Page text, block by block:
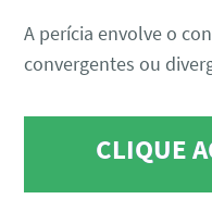
A perícia envolve o
convergentes ou
CLIQUE